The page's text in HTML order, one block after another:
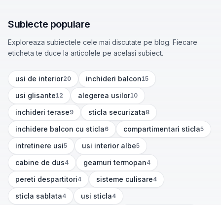
Subiecte populare
Exploreaza subiectele cele mai discutate pe blog. Fiecare
eticheta te duce la articolele pe acelasi subiect.
usi de interior
(20 articole) 20 inchideri balcon
(15articole) 15
usi glisante
(12articole)12 alegerea usilor
(10articole) 10
inchideri terase
(9articole) 9 sticla securizata
(8articole) 8
inchidere balcon cu sticla
(6articole) 6 compartimentari sticla
(5articole) 5
intretinere usi
(5articole) 5 usi interior albe
(5articole) 5
cabine de dus
(4articole) 4 geamuri termopan
(4articole) 4
pereti despartitori
(4articole) 4 sisteme culisare
(4articole) 4
sticla sablata
(4articole) 4 usi sticla
(4articole)
4